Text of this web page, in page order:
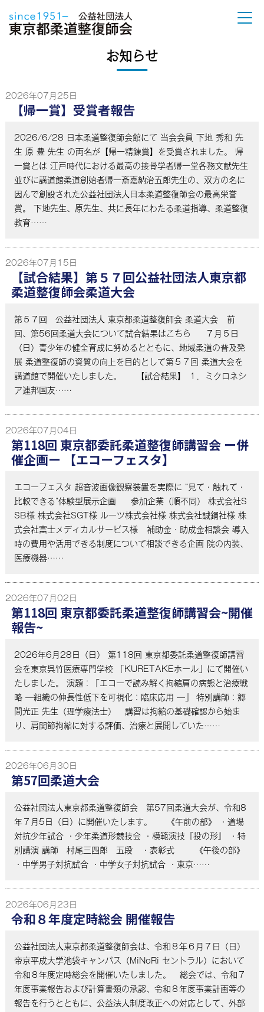
お知らせ
2026年07月25日
【帰一賞】受賞者報告
2026/6/28 日本柔道整復師会館にて 当会会員 下地 秀和 先
生 原 豊 先生 の両名が【帰一精錬賞】を受賞されました。 帰
一賞とは 江戸時代における最高の接骨学者帰一堂各務文献先生
並びに講道館柔道創始者帰一斎嘉納治五郎先生の、双方の名に
因んで創設された公益社団法人日本柔道整復師会の最高栄誉
賞。 下地先生、原先生、共に長年にわたる柔道指導、柔道整復
教育……
2026年07月15日
【試合結果】第５７回公益社団法人東京都
柔道整復師会柔道大会
第５７回 公益社団法人 東京都柔道整復師会 柔道大会 前
回、第56回柔道大会について試合結果はこちら ７月５日
（日）青少年の健全育成に努めるとともに、地域柔道の普及発
展 柔道整復師の資質の向上を目的として第５７回 柔道大会を
講道館で開催いたしました。 【試合結果】 １．ミクロネシ
ア連邦国友……
2026年07月04日
第118回 東京都委託柔道整復師講習会 ー併
催企画ー 【エコーフェスタ】
エコーフェスタ 超音波画像観察装置を実際に “見て・触れて・
比較できる”体験型展示企画 参加企業（順不同） 株式会社S
SB様 株式会社SGT様 ルーツ株式会社様 株式会社誠鋼社様 株
式会社富士メディカルサービス様 補助金・助成金相談会 導入
時の費用や活用できる制度について相談できる企画 院の内装、
医療機器……
2026年07月02日
第118回 東京都委託柔道整復師講習会~開催
報告~
2026年6月28日（日） 第118回 東京都委託柔道整復師講習
会を東京呉竹医療専門学校 「KURETAKEホール」にて開催い
たしました。 演題：「エコーで読み解く拘縮肩の病態と治療戦
略 ―組織の伸長性低下を可視化：臨床応用 ―」 特別講師：郷
間光正 先生（理学療法士） 講習は拘縮の基礎確認から始ま
り、肩関節拘縮に対する評価、治療と展開していた……
2026年06月30日
第57回柔道大会
公益社団法人東京都柔道整復師会 第57回柔道大会が、令和8
年７月5日（日）に開催いたします。 《午前の部》 ・道場
対抗少年試合 ・少年柔道形競技会 ・模範演技『投の形』 ・特
別講演 講師 村尾三四郎 五段 ・表彰式 《午後の部》
・中学男子対抗試合 ・中学女子対抗試合 ・東京……
2026年06月23日
令和８年度定時総会 開催報告
公益社団法人東京都柔道整復師会は、令和８年６月７日（日）
帝京平成大学池袋キャンパス（MiNoRi セントラル）において
令和８年度定時総会を開催いたしました。 総会では、令和７
年度事業報告および計算書類の承認、令和８年度事業計画等の
報告を行うとともに、公益法人制度改正への対応として、外部